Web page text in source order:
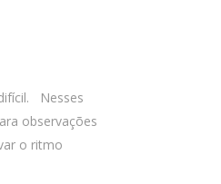
Nesses
observações
o ritmo